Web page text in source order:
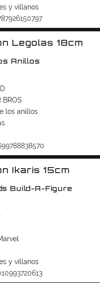
y villanos
Legolas 18cm
Anillos
BROS
los anillos
Ikaris 15cm
Build-A-Figure
y villanos